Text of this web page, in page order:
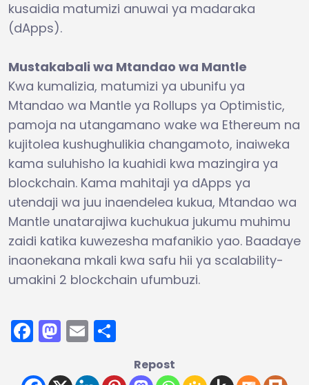
kusaidia matumizi anuwai ya madaraka
(dApps).
Mustakabali wa Mtandao wa Mantle
Kwa kumalizia, matumizi ya ubunifu ya
Mtandao wa Mantle ya Rollups ya Optimistic,
pamoja na utangamano wake wa Ethereum na
kujitolea kushughulikia changamoto, inaiweka
kama suluhisho la kuahidi kwa mazingira ya
blockchain. Kama mahitaji ya dApps ya
utendaji wa juu inaendelea kukua, Mtandao wa
Mantle unatarajiwa kuchukua jukumu muhimu
zaidi katika kuwezesha mafanikio yao. Baadaye
inaonekana mkali kwa safu hii ya scalability-
umakini 2 blockchain ufumbuzi.
Facebook
Mastodon
Email
Repost